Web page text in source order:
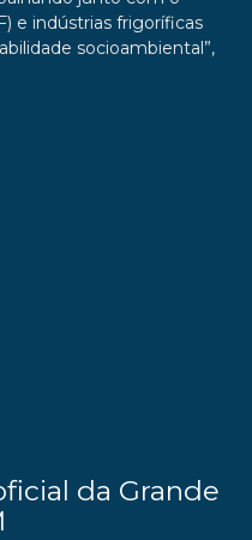
e indústrias frigoríficas
socioambiental”,
da Grande